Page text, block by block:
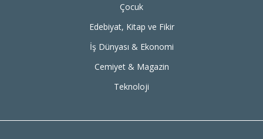
Çocuk
Edebiyat, Kitap ve Fikir
İş Dünyası & Ekonomi
Cemiyet & Magazin
Teknoloji